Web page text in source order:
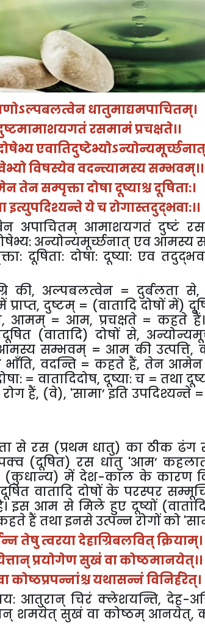
धातुमाद्यमपाचितम्।
रसमामं प्रचक्षते।।
विषस्येव वदन्त्यामस्य सम्भवम्।।
तेन सम्पृक्ता दोषा दूष्याश्च दूषिता:।
इत्युपदिश्यन्ते ये च रोगास्तदुद्भवा:।।
अपाचितम् आमाशयगतं दुष्टं
अन्योन्यमूर्च्छनात् एव आमस्य
दूषिता: दोषा: दूष्या: एव
की, अल्पबलत्वेन = दुर्बलता से,
,दुष्टम् = (वातादि दोषों में)
, आमम् = आम, प्रचक्षते = कहते
(वातादि) दोषों से,
सम्भवम् = आम की उत्पत्ति,
, वदन्ति = कहते हैं, तेन आमेन
= वातादिदोष,दूष्या: च = तथा
हैं, (वे), 'सामा’इति उपदिश्यन्ते =
से रस (प्रथम धातु) का ठीक ढंग
(दूषित) रस धातु 'आम’
(कुधान्य) में देश-काल के कारण
वातादि दोषों के परस्पर
इस आम से मिले हुए दूष्यों
हैं तथा इनसे उत्पन्न रोगों को '
तेषु त्वरया देहाग्रिबलवित् क्रियाम्।
प्रयोगेण सुखं वा कोष्ठमानयेत्।।
कोष्ठप्रपन्नांश्च यथासन्नं विनिर्हरेत्।
आतुरान् चिरं क्लेशयन्ति, देह-
शमयेत् सुखं वा कोष्ठम् आनयेत्,